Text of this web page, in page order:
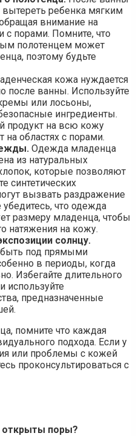
ребенка мягким
внимание на
с порами. Помните, что
полотенцем может
поэтому будьте
кожа нуждается
после ванны. Используйте
или лосьоны,
ингредиенты.
продукт на всю кожу
на областях с порами.
Одежда младенца
из натуральных
которые позволяют
синтетических
вызвать раздражение
что одежда
размеру младенца, чтобы
натяжения на кожу.
солнцу.
под прямыми
в периоды, когда
Избегайте длительного
используйте
предназначенные
помните что каждая
подхода. Если у
или проблемы с кожей
проконсультироваться с
открыты поры?